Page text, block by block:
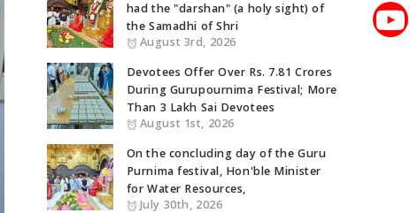
had the "darshan" (a holy sight) of
the Samadhi of Shri
August 3rd, 2026
Devotees Offer Over Rs. 7.81 Crores
During Gurupournima Festival; More
Than 3 Lakh Sai Devotees
August 1st, 2026
On the concluding day of the Guru
Purnima festival, Hon'ble Minister
for Water Resources,
July 30th, 2026